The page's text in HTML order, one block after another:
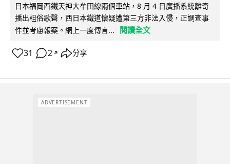
日本福岡西鐵天神大牟田線兩個車站，8 月 4 日廣播系統離奇
播出粗俗歌聲，西日本鐵道懷疑遭第三方非法入侵，正調查事
件並考慮報案。網上一度傳言...
閱讀全文
31 2 ↗ 分享
ADVERTISEMENT